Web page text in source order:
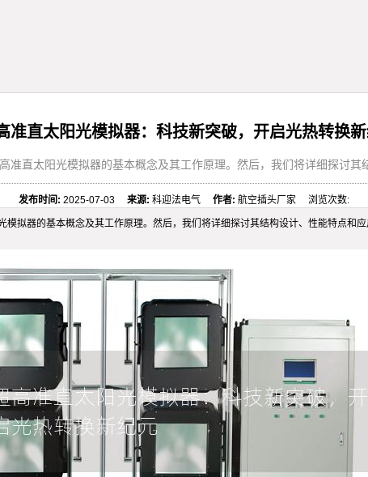
准直太阳光模拟器：科技新突破，开启光热转换
直太阳光模拟器的基本概念及其工作原理。然后，我们将详细探讨
发布时间: 2025-07-03来源: 科迎法电气作者: 航空插头厂家 浏览次数:
模拟器的基本概念及其工作原理。然后，我们将详细探讨其结构设计、性能特点和